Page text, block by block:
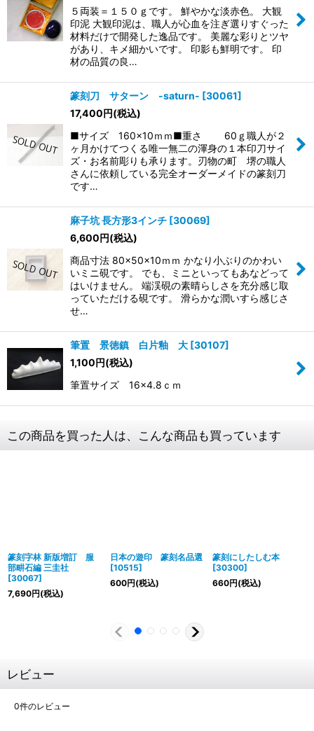
５両装＝１５０ｇです。 鮮やかな淡赤色。 大観
印泥 大観印泥は、職人が心血を注ぎ選りすぐった
材料だけで開発した逸品です。 美麗な彩りとツヤ
があり、キメ細かいです。 印影も鮮明です。 印
材の品質の良…
篆刻刀 サターン -saturn- [30061]
17,400円(税込)
■サイズ 160×10ｍｍ■重さ 60ｇ職人が２
ヶ月かけてつくる唯一無二の渾身の１本印刀サイ
ズ・お名前彫りも承ります。刃物の町 堺の職人
さんに依頼している完全オーダーメイドの篆刻刀
です…
麻子坑 長方形3インチ [30069]
6,600円(税込)
商品寸法 80×50×10ｍｍ かなり小ぶりのかわい
いミニ硯です。 でも、ミニといってもあなどって
はいけません。 端渓硯の素晴らしさを充分感じ取
っていただける硯です。 滑らかな潤いすら感じさ
せ…
筆置 景徳鎮 白片釉 大 [30107]
1,100円(税込)
筆置サイズ 16×4.8ｃｍ
この商品を買った人は、こんな商品も買っています
篆刻字林 新版増訂 服
部畊石編 三圭社
[30067]
7,690円(税込)
日本の遊印 篆刻名品選
[10515]
600円(税込)
篆刻にしたしむ本
[30300]
660円(税込)
レビュー
0件のレビュー